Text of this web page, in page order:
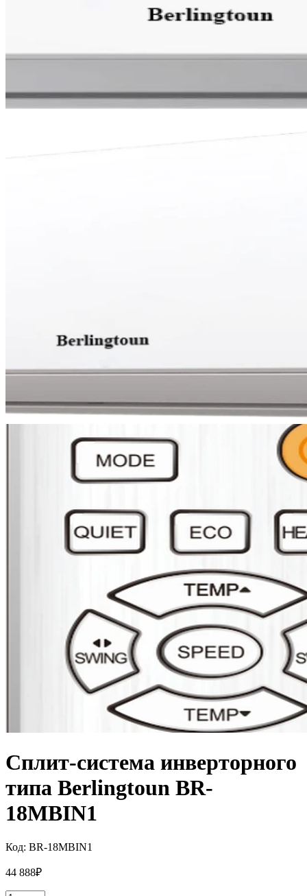
Сплит-система инверторного
типа Berlingtoun BR-
18MBIN1
Код: BR-18MBIN1
44 888₽